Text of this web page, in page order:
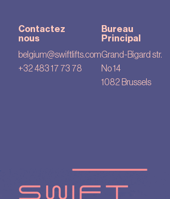
Contactez
nous
belgium@swiftlifts.com
+32 483 17 73 78
Bureau
Principal
Grand-Bigard str.
No 14
1082 Brussels